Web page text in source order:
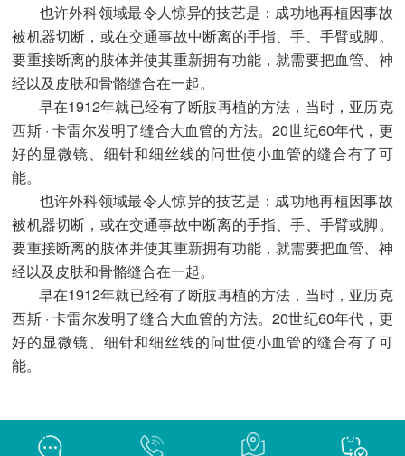
也许外科领域最令人惊异的技艺是：成功地再植因事故
被机器切断，或在交通事故中断离的手指、手、手臂或脚。
要重接断离的肢体并使其重新拥有功能，就需要把血管、神
经以及皮肤和骨骼缝合在一起。
早在1912年就已经有了断肢再植的方法，当时，亚历克
西斯 · 卡雷尔发明了缝合大血管的方法。20世纪60年代，更
好的显微镜、细针和细丝线的问世使小血管的缝合有了可
能。
也许外科领域最令人惊异的技艺是：成功地再植因事故
被机器切断，或在交通事故中断离的手指、手、手臂或脚。
要重接断离的肢体并使其重新拥有功能，就需要把血管、神
经以及皮肤和骨骼缝合在一起。
早在1912年就已经有了断肢再植的方法，当时，亚历克
西斯 · 卡雷尔发明了缝合大血管的方法。20世纪60年代，更
好的显微镜、细针和细丝线的问世使小血管的缝合有了可
能。